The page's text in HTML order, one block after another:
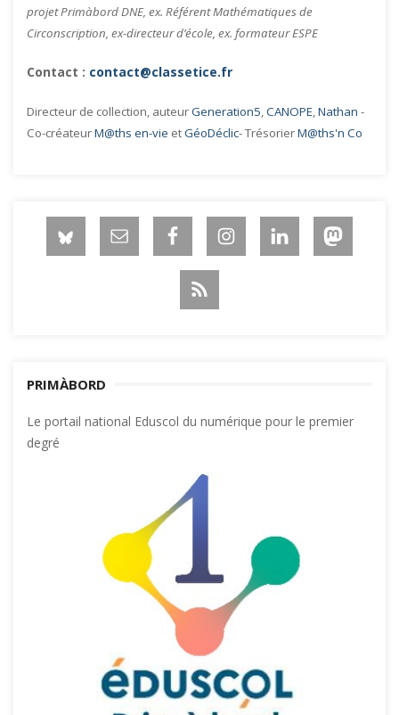
projet Primàbord DNE, ex. Référent Mathématiques de
Circonscription, ex-directeur d’école, ex. formateur ESPE
Contact : contact@classetice.fr
Directeur de collection, auteurGeneration5,CANOPE,Nathan -
Co-créateurM@ths en-vie etGéoDéclic- TrésorierM@ths'n Co
PRIMÀBORD
Le portail national Eduscol du numérique pour le premier
degré